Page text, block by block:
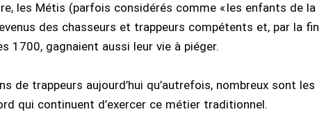
les Métis (parfois considérés comme « les enfants de la
des chasseurs et trappeurs compétents et, par la fin
1700, gagnaient aussi leur vie à piéger.
de trappeurs aujourd’hui qu’autrefois, nombreux sont les
qui continuent d’exercer ce métier traditionnel.